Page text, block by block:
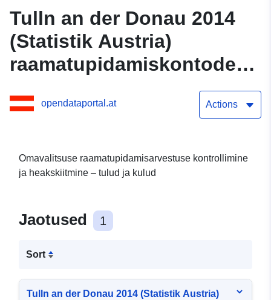
Tulln an der Donau 2014
(Statistik Austria)
raamatupidamiskontode
opendataportal.at Actions
Omavalitsuse raamatupidamisarvestuse kontrollimine
ja heakskiitmine – tulud ja kulud
Jaotused 1
Sort
Tulln an der Donau 2014 (Statistik Austria)